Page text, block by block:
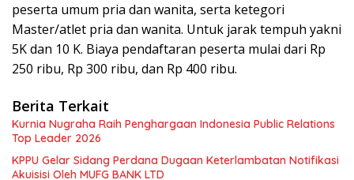
peserta umum pria dan wanita, serta ketegori
Master/atlet pria dan wanita. Untuk jarak tempuh yakni
5K dan 10 K. Biaya pendaftaran peserta mulai dari Rp
250 ribu, Rp 300 ribu, dan Rp 400 ribu.
Berita Terkait
Kurnia Nugraha Raih Penghargaan Indonesia Public Relations
Top Leader 2026
KPPU Gelar Sidang Perdana Dugaan Keterlambatan Notifikasi
Akuisisi Oleh MUFG BANK LTD